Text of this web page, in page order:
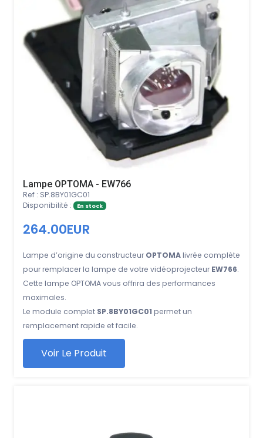
Lampe OPTOMA - EW766
Ref : SP.8BY01GC01
Disponibilité :
En stock
264.00EUR
Lampe d’origine du constructeur OPTOMAlivrée complète
pour remplacer la lampe de votre vidéoprojecteur EW766.
Cette lampe OPTOMA vous offrira des performances
maximales.
Le module complet SP.8BY01GC01 permet un
remplacement rapide et facile.
Voir Le Produit